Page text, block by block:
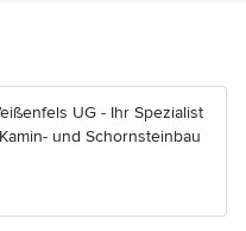
UG - Ihr Spezialist
und Schornsteinbau